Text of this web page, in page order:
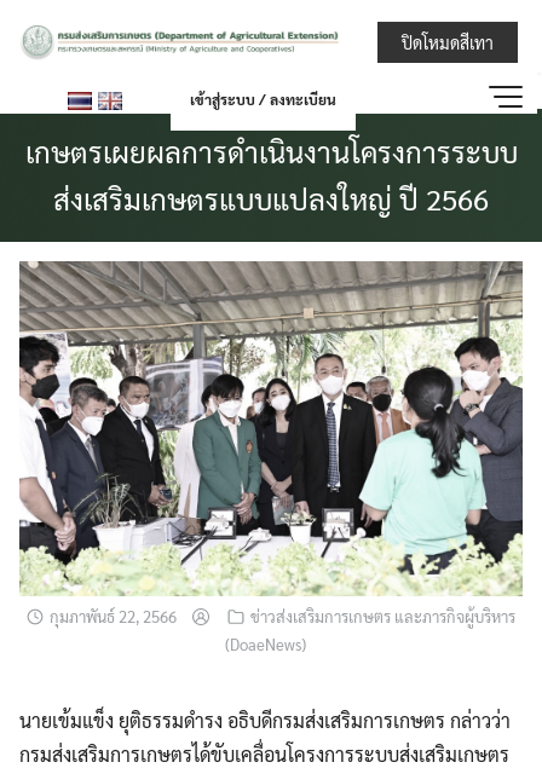
กรมส่งเสริมกา
เข้าสู่ระบบ / ลงทะเบียน
เกษตรเผยผลการดำเนินงานโครงการระบบ
ส่งเสริมเกษตรแบบแปลงใหญ่ ปี 2566
กุมภาพันธ์ 22, 2566
ข่าวส่งเสริมการเกษตร และภารกิจผู้บริหาร
(DoaeNews)
นายเข้มแข็ง ยุติธรรมดำรง อธิบดีกรมส่งเสริมการเกษตร กล่าวว่า
กรมส่งเสริมการเกษตรได้ขับเคลื่อนโครงการระบบส่งเสริมเกษตร
ปิดโหมดสีเทา